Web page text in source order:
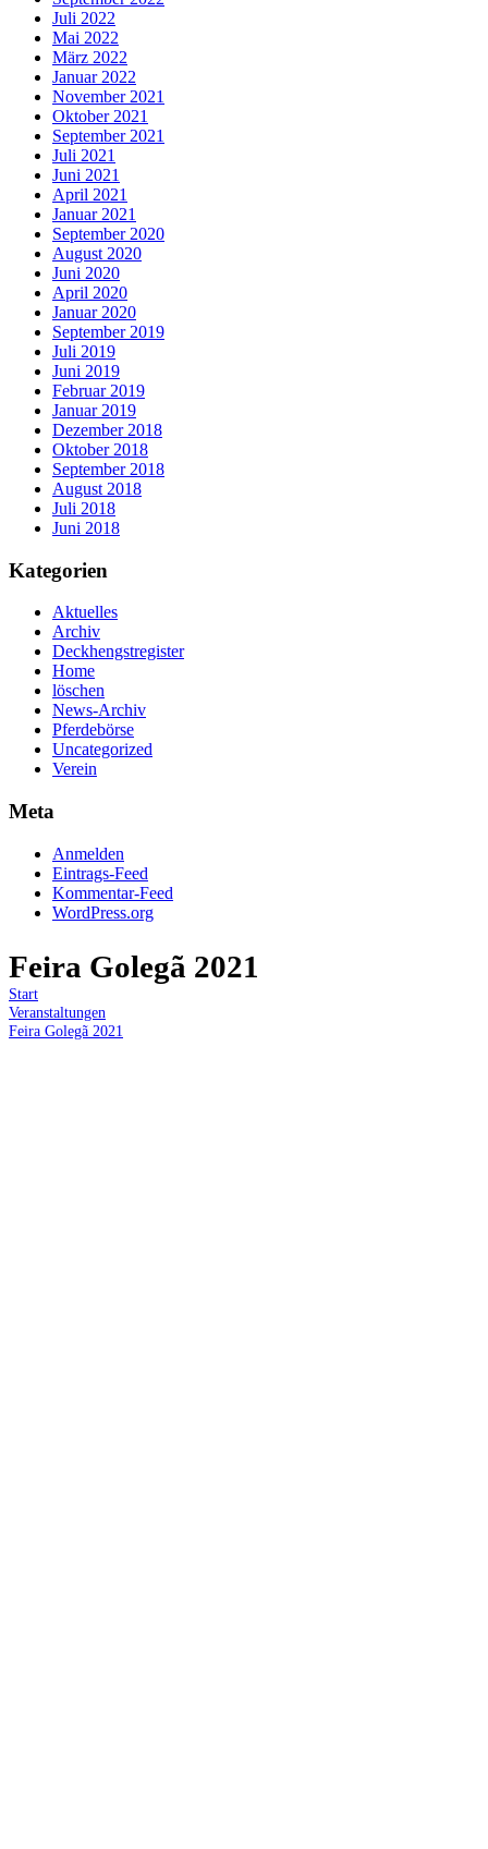
Juli 2022
Mai 2022
März 2022
Januar 2022
November 2021
Oktober 2021
September 2021
Juli 2021
Juni 2021
April 2021
Januar 2021
September 2020
August 2020
Juni 2020
April 2020
Januar 2020
September 2019
Juli 2019
Juni 2019
Februar 2019
Januar 2019
Dezember 2018
Oktober 2018
September 2018
August 2018
Juli 2018
Juni 2018
Kategorien
Aktuelles
Archiv
Deckhengstregister
Home
löschen
News-Archiv
Pferdebörse
Uncategorized
Verein
Meta
Anmelden
Eintrags-Feed
Kommentar-Feed
WordPress.org
Feira Golegã 2021
Start
Veranstaltungen
Feira Golegã 2021